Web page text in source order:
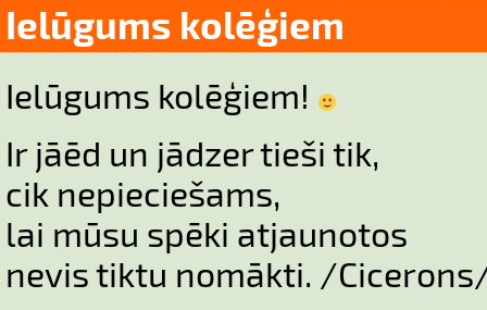
Ielūgums kolēģiem
Ielūgums kolēģiem!
Ir jāēd un jādzer tieši tik,
cik nepieciešams,
lai mūsu spēki atjaunotos
nevis tiktu nomākti. /